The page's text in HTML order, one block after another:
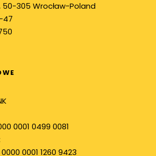
50-305 Wrocław-Poland
47
0001 0499 0081
0001 1260 9423